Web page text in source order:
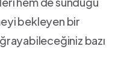
bekleyen bir
bazı